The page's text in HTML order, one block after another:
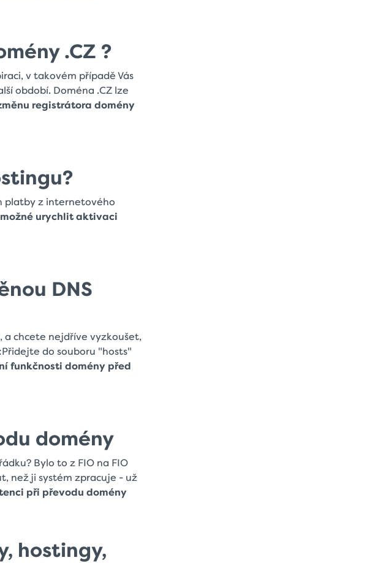
.CZ ?
v takovém případě Vás
období. Doména .CZ lze
registrátora domény
platby z internetového
urychlit aktivaci
DNS
a chcete nejdříve vyzkoušet,
do souboru "hosts"
funkčnosti domény před
domény
Bylo to z FIO na FIO
než ji systém zpracuje - už
při převodu domény
hostingy,